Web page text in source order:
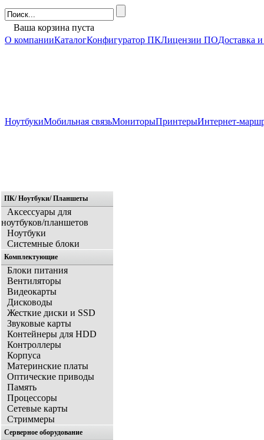
Ваша корзина пуста
О компанииКаталогКонфигуратор ПКЛицензии ПОДоставка
НоутбукиМобильная связьМониторыПринтерыИнтернет-
Главная
ПК/ Ноутбуки/ Планшеты
Аксессуары для
ноутбуков/планшетов
Ноутбуки
Системные блоки
Комплектующие
Блоки питания
Вентиляторы
Видеокарты
Дисководы
Жесткие диски и SSD
Звуковые карты
Контейнеры для HDD
Контроллеры
Корпуса
Материнские платы
Оптические приводы
Память
Процессоры
Сетевые карты
Стриммеры
Серверное оборудование